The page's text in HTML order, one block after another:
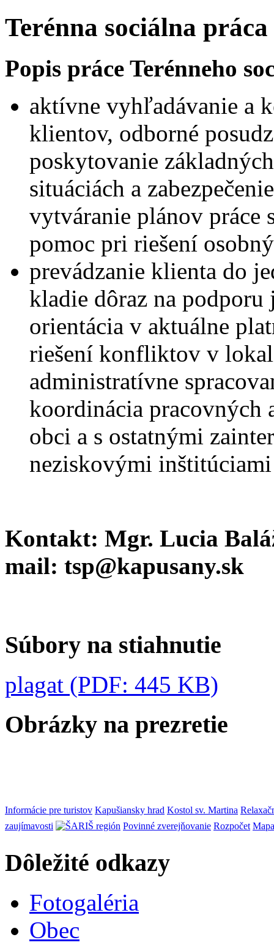
Terénna sociálna práca
Popis práce Terénneho
aktívne vyhľadávanie a
klientov, odborné
poskytovanie
situáciách a
vytváranie plánov práce
pomoc pri riešení
prevádzanie klienta do
kladie dôraz na podporu
orientácia v aktuálne
riešení konfliktov v
administratívne
koordinácia pracovných
obci a s ostatnými
neziskovými
Kontakt: Mgr. Lucia
mail: tsp@kapusany.sk
Súbory na stiahnutie
plagat (PDF: 445 KB)
Obrázky na prezretie
Informácie pre turistov Kapušiansky hrad Kostol sv. Martina
zaujímavosti
Povinné zverejňovanie Rozpočet
Dôležité odkazy
Fotogaléria
Obec